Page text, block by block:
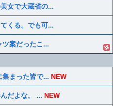
女で大蔵省の...
くる。でも可...
ツ案だったこ...
集まった皆で... NEW
だよな。 ... NEW